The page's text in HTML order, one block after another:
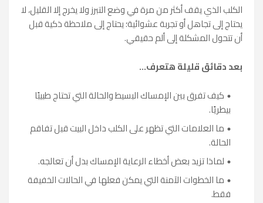
الكلب الذي يقف أكثر من مرة في وضع التبرز ولا يخرج إلا القليل، لا
يحتاج إلى تجاهل أو تجربة عشوائية؛ يحتاج إلى ملاحظة ذكية قبل
أن تتحول المشكلة إلى ألم حقيقي.
بعد دقائق قليلة هتعرف...
كيف تفرق بين الإمساك البسيط والحالة التي تحتاج طبيبًا
بيطريًا.
ما العلامات التي تظهر على الكلب داخل البيت قبل تفاقم
الحالة.
لماذا تزيد بعض أخطاء الرعاية الإمساك بدل أن تعالجه.
ما الخطوات الآمنة التي يمكن فعلها في الحالات الخفيفة
فقط.